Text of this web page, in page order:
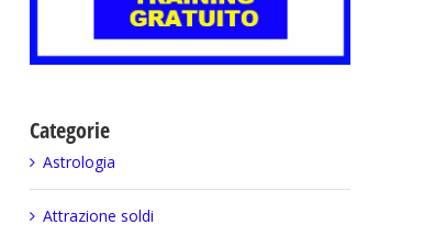
Categorie
Astrologia
Attrazione soldi